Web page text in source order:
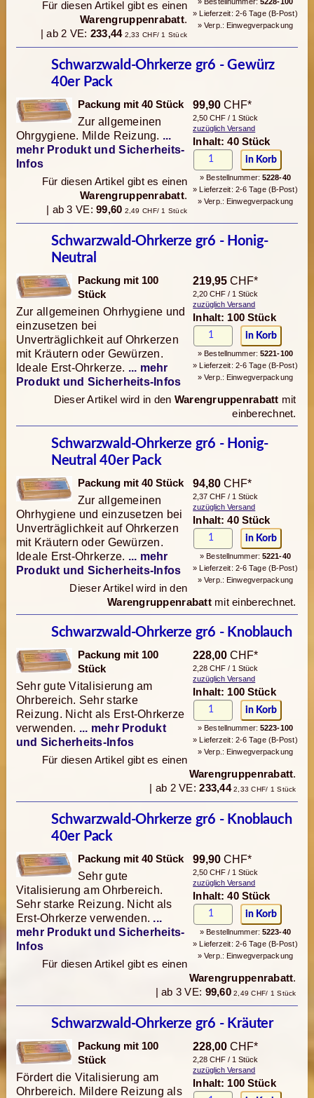
» Lieferzeit: 2-6 Tage (B-Post)
» Verp.: Einwegverpackung
Für diesen Artikel gibt es einen
Warengruppenrabatt.
| ab 2 VE: 233,442,33 CHF/ 1 Stück
Schwarzwald-Ohrkerze gr6 - Gewürz
40er Pack
99,90 CHF*
2,50 CHF / 1 Stück
zuzüglich Versand
Inhalt: 40 Stück
» Bestellnummer:5228-40
» Lieferzeit: 2-6 Tage (B-Post)
» Verp.: Einwegverpackung
Packung mit 40 Stück
Zur allgemeinen
Ohrgygiene. Milde Reizung. ...
mehr Produkt und Sicherheits-
Infos
Für diesen Artikel gibt es einen
Warengruppenrabatt.
| ab 3 VE:99,60 2,49 CHF/ 1 Stück
Schwarzwald-Ohrkerze gr6 - Honig-
Neutral
219,95 CHF*
2,20 CHF / 1 Stück
zuzüglich Versand
Inhalt: 100 Stück
» Bestellnummer: 5221-100
» Lieferzeit: 2-6 Tage (B-Post)
» Verp.: Einwegverpackung
Packung mit 100
Stück
Zur allgemeinen Ohrhygiene und
einzusetzen bei
Unverträglichkeit auf Ohrkerzen
mit Kräutern oder Gewürzen.
Ideale Erst-Ohrkerze. ... mehr
Produkt und Sicherheits-Infos
Dieser Artikel wird in den Warengruppenrabatt mit
einberechnet.
Schwarzwald-Ohrkerze gr6 - Honig-
Neutral 40er Pack
94,80 CHF*
2,37 CHF / 1 Stück
zuzüglich Versand
Inhalt: 40 Stück
» Bestellnummer:5221-40
» Lieferzeit: 2-6 Tage (B-Post)
» Verp.: Einwegverpackung
Packung mit 40 Stück
Zur allgemeinen
Ohrhygiene und einzusetzen bei
Unverträglichkeit auf Ohrkerzen
mit Kräutern oder Gewürzen.
Ideale Erst-Ohrkerze. ... mehr
Produkt und Sicherheits-Infos
Dieser Artikel wird in den
Warengruppenrabattmit einberechnet.
Schwarzwald-Ohrkerze gr6 - Knoblauch
228,00 CHF*
2,28 CHF / 1 Stück
zuzüglich Versand
Inhalt: 100 Stück
» Bestellnummer: 5223-100
» Lieferzeit: 2-6 Tage (B-Post)
» Verp.: Einwegverpackung
Packung mit 100
Stück
Sehr gute Vitalisierung am
Ohrbereich. Sehr starke
Reizung. Nicht als Erst-Ohrkerze
verwenden. ... mehr Produkt
und Sicherheits-Infos
Für diesen Artikel gibt es einen
Warengruppenrabatt.
| ab 2 VE:233,442,33 CHF/ 1 Stück
Schwarzwald-Ohrkerze gr6 - Knoblauch
40er Pack
99,90 CHF*
2,50 CHF / 1 Stück
zuzüglich Versand
Inhalt: 40 Stück
» Bestellnummer:5223-40
» Lieferzeit: 2-6 Tage (B-Post)
» Verp.: Einwegverpackung
Packung mit 40 Stück
Sehr gute
Vitalisierung am Ohrbereich.
Sehr starke Reizung. Nicht als
Erst-Ohrkerze verwenden. ...
mehr Produkt und Sicherheits-
Infos
Für diesen Artikel gibt es einen
Warengruppenrabatt.
| ab 3 VE: 99,602,49 CHF/ 1 Stück
Schwarzwald-Ohrkerze gr6 - Kräuter
228,00 CHF*
2,28 CHF / 1 Stück
zuzüglich Versand
Inhalt: 100 Stück
Packung mit 100
Stück
Fördert die Vitalisierung am
Ohrbereich. Mildere Reizung als